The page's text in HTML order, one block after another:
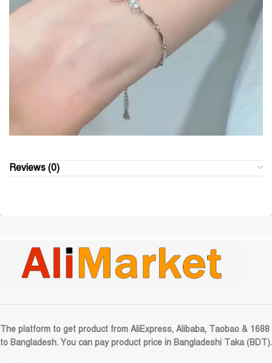
Reviews (0)
The platform to get product from AliExpress, Alibaba, Taobao & 1688
to Bangladesh. You can pay product price in Bangladeshi Taka (BDT).